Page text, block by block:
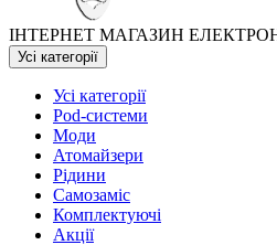
ІНТЕРНЕТ МАГАЗИН
Усі категорії
Усі категорії
Pod-системи
Моди
Атомайзери
Рідини
Самозаміс
Комплектуючі
Акції